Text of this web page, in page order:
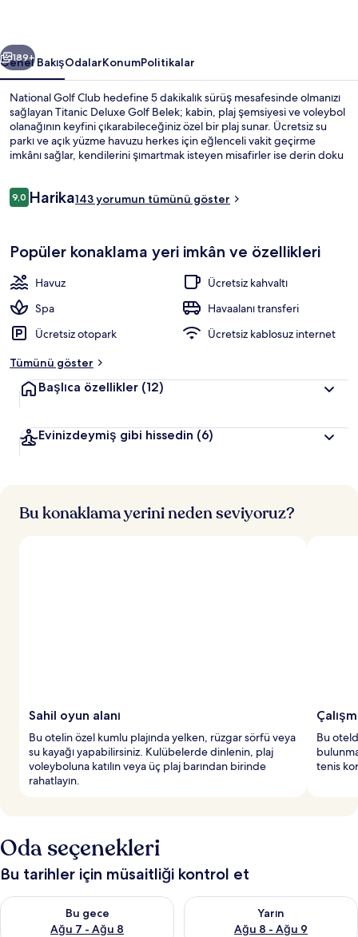
Sonraki
189+
Genel BakışOdalarKonumPolitikalar
National Golf Club hedefine 5 dakikalık sürüş mesafesinde olmanızı
sağlayan Titanic Deluxe Golf Belek; kabin, plaj şemsiyesi ve voleybol
olanağının keyfini çıkarabileceğiniz özel bir plaj sunar. Ücretsiz su
parkı ve açık yüzme havuzu herkes için eğlenceli vakit geçirme
imkânı sağlar, kendilerini şımartmak isteyen misafirler ise derin doku
arası mutfak yemekleri sunar ve kahvaltı, öğle yemeği ve akşam
Yorumlar
9,09,0/10
Harika143 yorumun tümünü göster
Popüler konaklama yeri imkân ve özellikleri
Havuz
Ücretsiz kahvaltı
Spa
Havaalanı transferi
Ücretsiz otopark
Ücretsiz kablosuz internet
Tümünü göster
Başlıca özellikler (12)
Evinizdeymiş gibi hissedin (6)
Bu konaklama yerini neden seviyoruz?
Sahil oyun alanı
Bu otelin özel kumlu plajında yelken, rüzgar sörfü veya
su kayağı yapabilirsiniz. Kulübelerde dinlenin, plaj
voleyboluna katılın veya üç plaj barından birinde
rahatlayın.
Bu
tenis
Oda seçenekleri
Bu tarihler için müsaitliği kontrol et
Bu gece
Ağu 7 - Ağu 8
Bu gece için müsaitliği kontrol et Ağu 7 - Ağu 8
Yarın
Ağu 8 - Ağu 9
Yarın için müsaitliği kontrol